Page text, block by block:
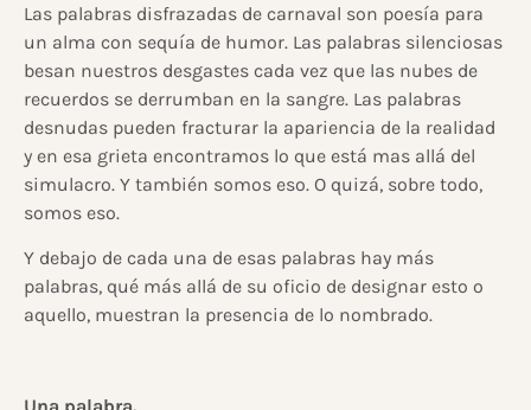
Las palabras disfrazadas de carnaval son poesía para
un alma con sequía de humor. Las palabras silenciosas
besan nuestros desgastes cada vez que las nubes de
recuerdos se derrumban en la sangre. Las palabras
desnudas pueden fracturar la apariencia de la realidad
y en esa grieta encontramos lo que está mas allá del
simulacro. Y también somos eso. O quizá, sobre todo,
somos eso.
Y debajo de cada una de esas palabras hay más
palabras, qué más allá de su oficio de designar esto o
aquello, muestran la presencia de lo nombrado.